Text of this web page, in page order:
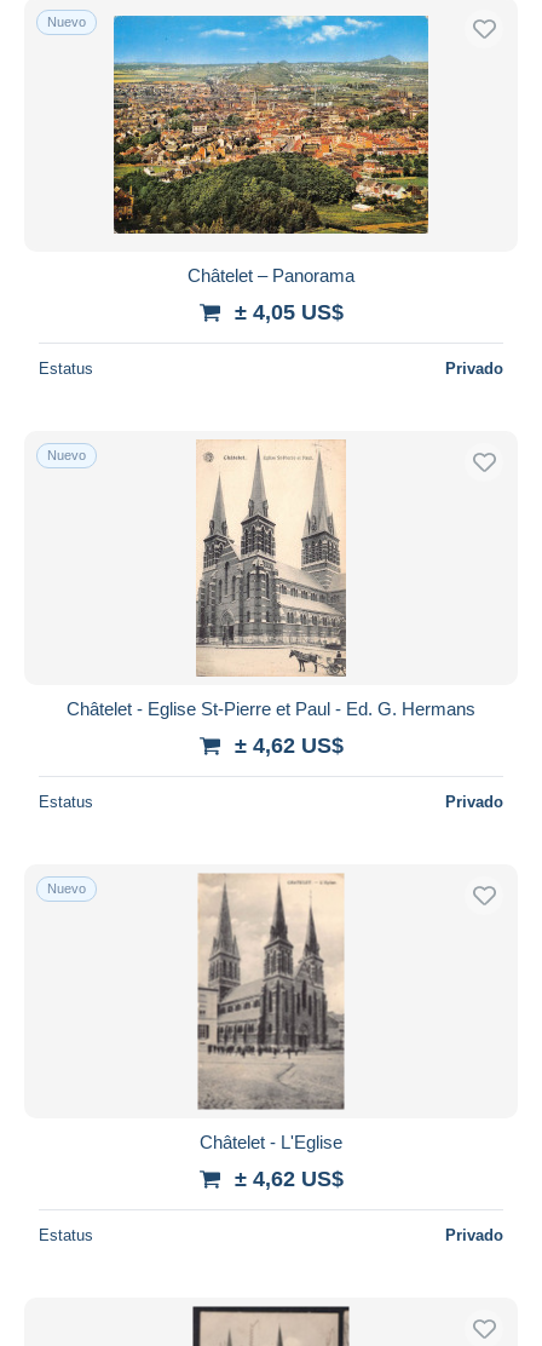
Nuevo
Châtelet – Panorama
± 4,05 US$
Estatus Privado
Nuevo
Châtelet - Eglise St-Pierre et Paul - Ed. G. Hermans
± 4,62 US$
Estatus Privado
Nuevo
Châtelet - L'Eglise
± 4,62 US$
Estatus Privado